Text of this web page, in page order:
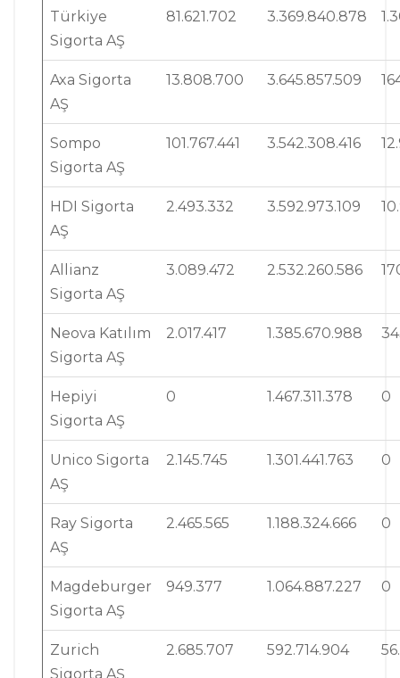
Türkiye
Sigorta AŞ
81.621.702 3.369.840.878
Axa Sigorta
AŞ
13.808.700 3.645.857.509
Sompo
Sigorta AŞ
101.767.441 3.542.308.416
HDI Sigorta
AŞ
2.493.332 3.592.973.109
Allianz
Sigorta AŞ
3.089.472 2.532.260.586
Neova Katılım
Sigorta AŞ
2.017.417 1.385.670.988
Hepiyi
Sigorta AŞ
0 1.467.311.378 0
Unico Sigorta
AŞ
2.145.745 1.301.441.763 0
Ray Sigorta
AŞ
2.465.565 1.188.324.666 0
Magdeburger
Sigorta AŞ
949.377 1.064.887.227 0
Zurich
Sigorta AŞ
2.685.707 592.714.904